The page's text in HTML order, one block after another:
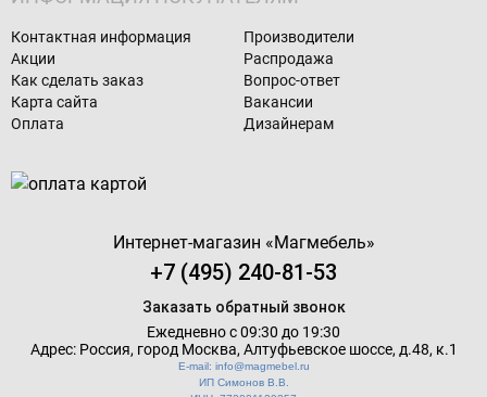
Контактная информация
Производители
Акции
Распродажа
Как сделать заказ
Вопрос-ответ
Карта сайта
Вакансии
Оплата
Дизайнерам
Интернет-магазин «Магмебель»
+7 (495) 240-81-53
Заказать обратный звонок
Ежедневно с 09:30 до 19:30
Адрес: Россия, город Москва, Алтуфьевское шоссе, д.48, к.1
E-mail: info@magmebel.ru
ИП Симонов В.В.